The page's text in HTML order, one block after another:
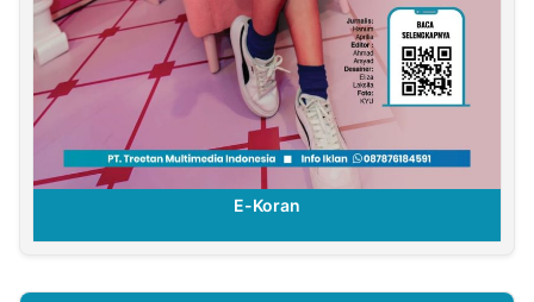
E-Koran